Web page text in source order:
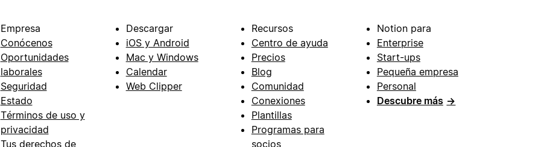
Empresa
Conócenos
Oportunidades
laborales
Seguridad
Estado
Términos de uso y
privacidad
Tus derechos de
Descargar
iOS y Android
Mac y Windows
Calendar
Web Clipper
Recursos
Centro de ayuda
Precios
Blog
Comunidad
Conexiones
Plantillas
Programas para
socios
Notion para
Enterprise
Start-ups
Pequeña empresa
Personal
Descubre más →